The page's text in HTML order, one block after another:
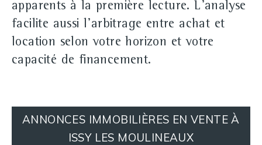
apparents à la première lecture. L'analyse
facilite aussi l'arbitrage entre achat et
location selon votre horizon et votre
capacité de financement.
ANNONCES IMMOBILIÈRES EN VENTE À
ISSY LES MOULINEAUX